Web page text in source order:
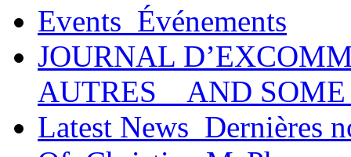
Events_Événements
JOURNAL
AUTRES _ AND
Latest News_Dernières